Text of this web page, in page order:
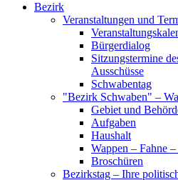
Bezirk
Veranstaltungen und
Bürgerdialog
Sitzungstermine
Ausschüsse
Schwabentag
"Bezirk Schwaben" –
Gebiet und
Aufgaben
Haushalt
Wappen – Fahne
Broschüren
Bezirkstag – Ihre